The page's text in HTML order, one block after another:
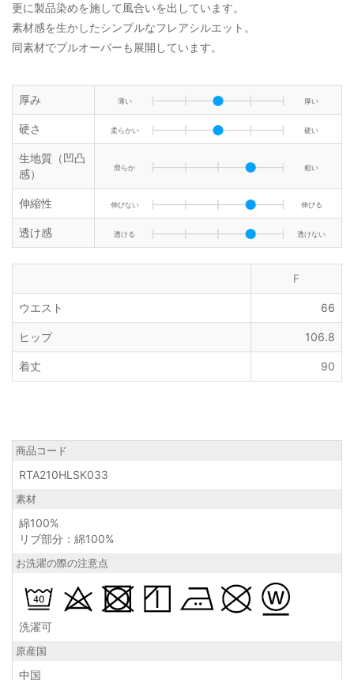
更に製品染めを施して風合いを出しています。
素材感を生かしたシンプルなフレアシルエット。
同素材でプルオーバーも展開しています。
厚み 薄い 厚い
硬さ 柔らかい 硬い
生地質（凹凸
感）
滑らか 粗い
伸縮性 伸びない 伸びる
透け感 透ける 透けない
F
ウエスト 66
ヒップ 106.8
着丈 90
商品コード
RTA210HLSK033
素材
綿100%
リブ部分：綿100%
お洗濯の際の注意点
洗濯可
原産国
中国